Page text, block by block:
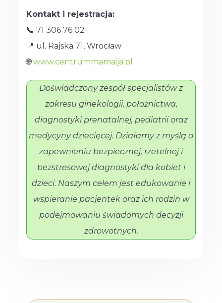
Kontakt i rejestracja:
📞 71 306 76 02
📍 ul. Rajska 71, Wrocław
🌐www.centrummamaija.pl
Doświadczony zespół specjalistów z
zakresu ginekologii, położnictwa,
diagnostyki prenatalnej, pediatrii oraz
medycyny dziecięcej. Działamy z myślą o
zapewnieniu bezpiecznej, rzetelnej i
bezstresowej diagnostyki dla kobiet i
dzieci. Naszym celem jest edukowanie i
wspieranie pacjentek oraz ich rodzin w
podejmowaniu świadomych decyzji
zdrowotnych.